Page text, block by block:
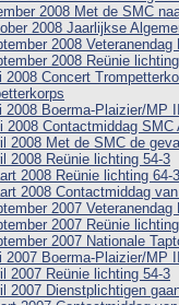
2008 Met de SMC
2008 Jaarlijkse
2008
2008 Reünie
2008 Concert
2008 Boerma-Plaizier/MP
2008 Contactmiddag
2008 Met de SMC de
2008 Reünie lichting 54-3
2008 Reünie lichting 64-3
2008 Contactmiddag
2007
2007 Reünie
2007 Nationale
2007 Boerma-Plaizier/MP
2007 Reünie lichting 54-3
2007 Dienstplichtigen